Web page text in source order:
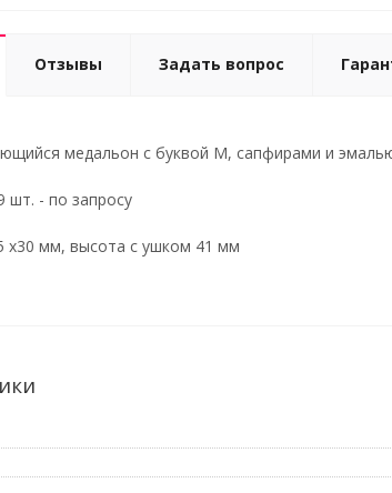
Отзывы Задать вопрос
медальон с буквой М, сапфирами и
- по запросу
х30 мм, высота с ушком 41 мм